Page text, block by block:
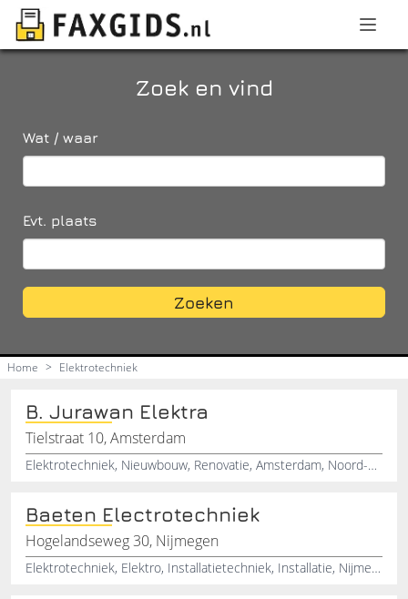
Zoek en vind
Wat / waar
Evt. plaats
Zoeken
Home > Elektrotechniek
B. Jurawan Elektra
Tielstraat 10, Amsterdam
Elektrotechniek, Nieuwbouw, Renovatie, Amsterdam, Noord-Holland
Baeten Electrotechniek
Hogelandseweg 30, Nijmegen
Elektrotechniek, Elektro, Installatietechniek, Installatie, Nijmegen